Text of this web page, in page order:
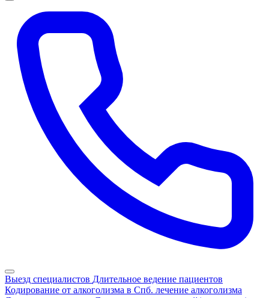
Выезд специалистов Длительное ведение пациентов
Кодирование от алкоголизма в Спб. лечение алкоголизма